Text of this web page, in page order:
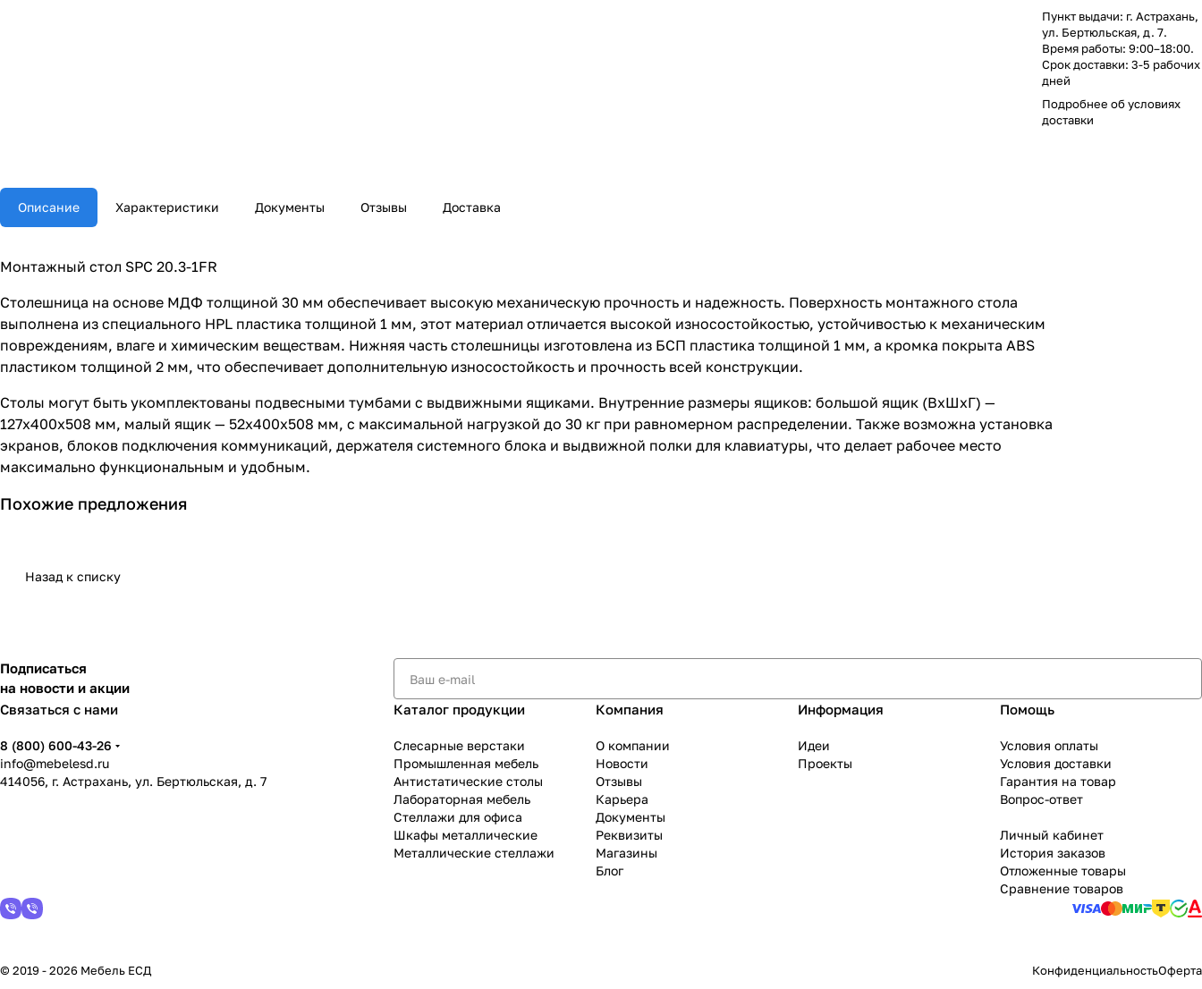
Пункт выдачи: г. Астрахань,
ул. Бертюльская, д. 7.
Время работы: 9:00–18:00.
Срок доставки: 3-5 рабочих
дней
Подробнее обусловиях
доставки
Описание Характеристики Документы Отзывы Доставка
Монтажный стол SPC 20.3-1FR
Столешница на основе МДФ толщиной 30 мм обеспечивает высокую механическую прочность и надежность. Поверхность монтажного стола
выполнена из специального HPL пластика толщиной 1 мм, этот материал отличается высокой износостойкостью, устойчивостью к механическим
повреждениям, влаге и химическим веществам. Нижняя часть столешницы изготовлена из БСП пластика толщиной 1 мм, а кромка покрыта ABS
пластиком толщиной 2 мм, что обеспечивает дополнительную износостойкость и прочность всей конструкции.
Столы могут быть укомплектованы подвесными тумбами с выдвижными ящиками. Внутренние размеры ящиков: большой ящик (ВхШхГ) —
127х400х508 мм, малый ящик — 52х400х508 мм, с максимальной нагрузкой до 30 кг при равномерном распределении. Также возможна установка
экранов, блоков подключения коммуникаций, держателя системного блока и выдвижной полки для клавиатуры, что делает рабочее место
максимально функциональным и удобным.
Похожие предложения
Назад к списку
Подписаться
на новости и акции
Связаться с нами
8 (800) 600-43-26
info@mebelesd.ru
414056, г. Астрахань, ул. Бертюльская, д. 7
Каталог продукции
Слесарные верстаки
Промышленная мебель
Антистатические столы
Лабораторная мебель
Стеллажи для офиса
Шкафы металлические
Металлические стеллажи
Компания
О компании
Новости
Отзывы
Карьера
Документы
Реквизиты
Магазины
Блог
Информация
Идеи
Проекты
Помощь
Условия оплаты
Условия доставки
Гарантия на товар
Вопрос-ответ
Личный кабинет
История заказов
Отложенные товары
Сравнение товаров
© 2019 - 2026 Мебель ЕСД КонфиденциальностьОферта